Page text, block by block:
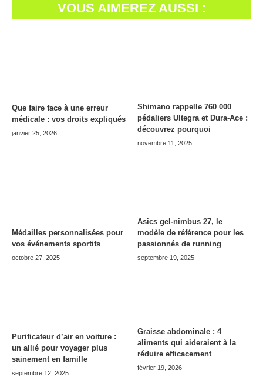
VOUS AIMEREZ AUSSI :
Que faire face à une erreur
médicale : vos droits expliqués
janvier 25, 2026
Shimano rappelle 760 000
pédaliers Ultegra et Dura-Ace :
découvrez pourquoi
novembre 11, 2025
Médailles personnalisées pour
vos événements sportifs
octobre 27, 2025
Asics gel-nimbus 27, le
modèle de référence pour les
passionnés de running
septembre 19, 2025
Purificateur d’air en voiture :
un allié pour voyager plus
sainement en famille
septembre 12, 2025
Graisse abdominale : 4
aliments qui aideraient à la
réduire efficacement
février 19, 2026